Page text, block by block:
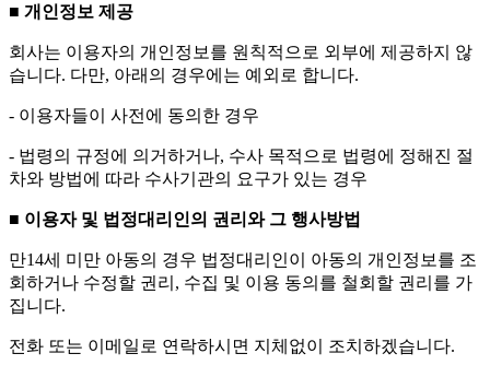
■ 개인정보 제공
회사는 이용자의 개인정보를 원칙적으로 외부에 제공하지 않
습니다. 다만, 아래의 경우에는 예외로 합니다.
- 이용자들이 사전에 동의한 경우
- 법령의 규정에 의거하거나, 수사 목적으로 법령에 정해진 절
차와 방법에 따라 수사기관의 요구가 있는 경우
■ 이용자 및 법정대리인의 권리와 그 행사방법
만14세 미만 아동의 경우 법정대리인이 아동의 개인정보를 조
회하거나 수정할 권리, 수집 및 이용 동의를 철회할 권리를 가
집니다.
전화 또는 이메일로 연락하시면 지체없이 조치하겠습니다.